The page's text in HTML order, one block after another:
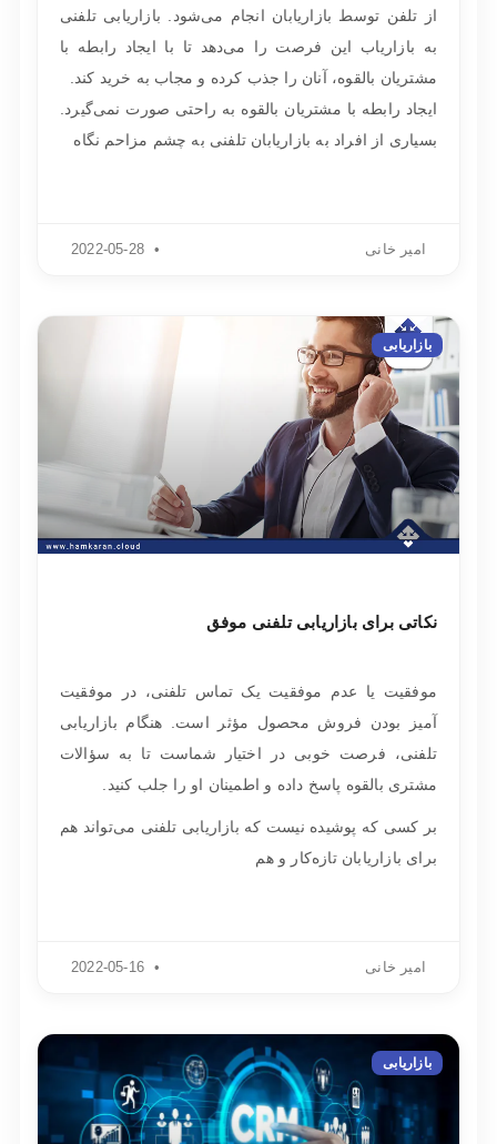
از تلفن توسط بازاریابان انجام می‌شود. بازاریابی تلفنی
به بازاریاب این فرصت را می‌دهد تا با ایجاد رابطه با
مشتریان بالقوه، آنان را جذب کرده و مجاب به خرید کند.
ایجاد رابطه با مشتریان بالقوه به راحتی صورت نمی‌گیرد.
بسیاری از افراد به بازاریابان تلفنی به چشم مزاحم نگاه
امیر خانی
بازاریابی
نکاتی برای بازاریابی تلفنی موفق
موفقیت یا عدم موفقیت یک تماس تلفنی، در موفقیت‌
آمیز بودن فروش محصول مؤثر است. هنگام بازاریابی
تلفنی، فرصت خوبی در اختیار شماست تا به سؤالات
مشتری بالقوه پاسخ داده و اطمینان او را جلب کنید.
بر کسی که پوشیده نیست که بازاریابی تلفنی می‌تواند هم
برای بازاریابان تازه‌کار و هم
امیر خانی
بازاریابی